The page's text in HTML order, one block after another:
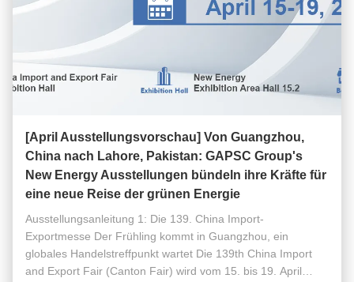
[April Ausstellungsvorschau] Von Guangzhou,
China nach Lahore, Pakistan: GAPSC Group's
New Energy Ausstellungen bündeln ihre Kräfte für
eine neue Reise der grünen Energie
Ausstellungsanleitung 1: Die 139. China Import-
Exportmesse Der Frühling kommt in Guangzhou, ein
globales Handelstreffpunkt wartet Die 139th China Import
and Export Fair (Canton Fair) wird vom 15. bis 19. April